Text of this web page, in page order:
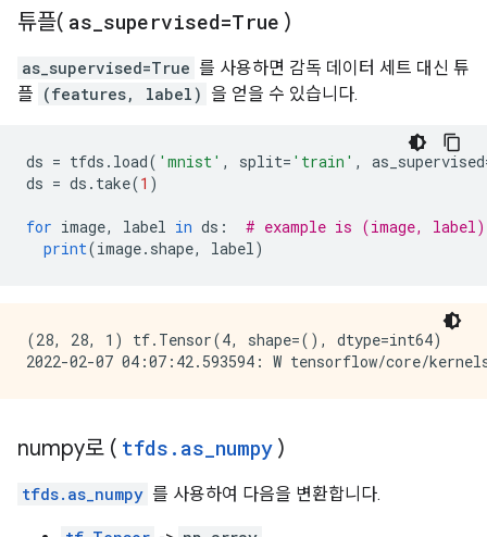
튜플( as supervised=True )
as_supervised=True 를 사용하면 감독 데이터 세트 대신 튜
플 (features, label) 을 얻을 수 있습니다.
ds = tfds . load( 'mnist' , split= 'train' , as_supervised
ds = ds . take(1 )
for image, label in ds :
# example is (image, label)
print(image. shape, label)
(28, 28, 1) tf.Tensor(4, shape=(), dtype=int64)
numpy로 ( tfds . as numpy )
tfds.as_numpy 를 사용하여 다음을 변환합니다.